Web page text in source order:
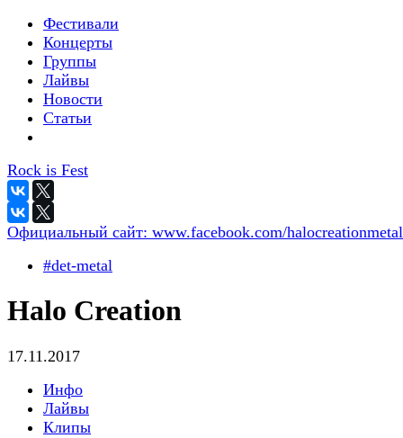
Фестивали
Концерты
Группы
Лайвы
Новости
Статьи
Rock is Fest
Официальный сайт: www.facebook.com/
#det-metal
Halo Creation
17.11.2017
Инфо
Лайвы
Клипы